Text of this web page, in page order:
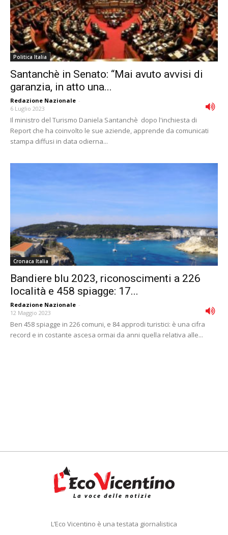
Politica Italia
Santanchè in Senato: “Mai avuto avvisi di
garanzia, in atto una...
Redazione Nazionale -
6 Luglio 2023
Il ministro del Turismo Daniela Santanchè dopo l'inchiesta di
Report che ha coinvolto le sue aziende, apprende da comunicati
stampa diffusi in data odierna...
Cronaca Italia
Bandiere blu 2023, riconoscimenti a 226
località e 458 spiagge: 17...
Redazione Nazionale -
12 Maggio 2023
Ben 458 spiagge in 226 comuni, e 84 approdi turistici: è una cifra
record e in costante ascesa ormai da anni quella relativa alle...
L’Eco Vicentino è una testata giornalistica